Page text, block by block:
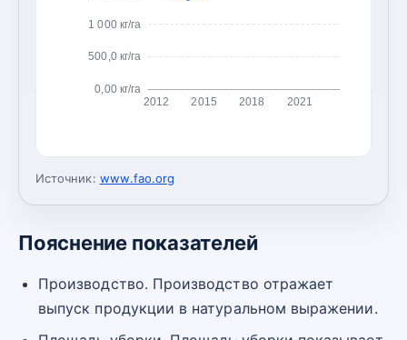
0,00 кг/га
500,0 кг/га
1 000 кг/га
2012 2015 2018 2021
Источник: www.fao.org
Пояснение показателей
Производство. Производство отражает
выпуск продукции в натуральном выражении.